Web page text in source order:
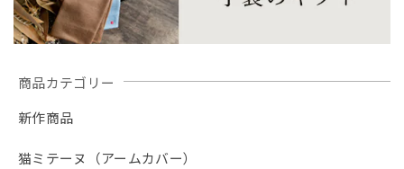
商品カテゴリー
新作商品
猫ミテーヌ（アームカバー）